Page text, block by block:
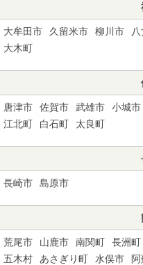
大牟田市 久留米市 柳川市
大木町
唐津市 佐賀市 武雄市 小城市
江北町
白石町 太良町
長崎市 島原市
荒尾市 山鹿市 南関町 長洲町
五木村
あさぎり町 水俣市